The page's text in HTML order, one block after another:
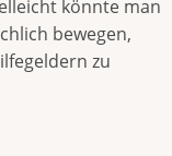
könnte man
bewegen,
zu